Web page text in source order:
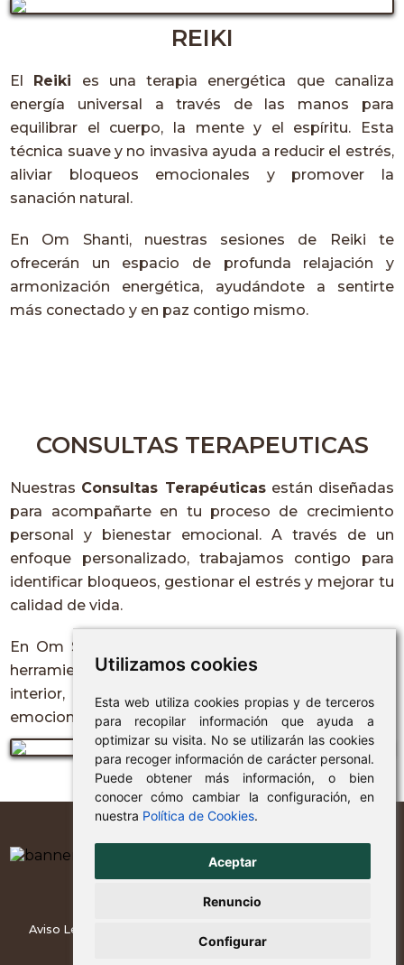
Utilizamos cookies
Esta web utiliza cookies propias y de terceros
para recopilar información que ayuda a
optimizar su visita. No se utilizarán las cookies
para recoger información de carácter personal.
Puede obtener más información, o bien
conocer cómo cambiar la configuración, en
nuestra Política de Cookies.
Aceptar
Renuncio
Configurar
REIKI
El Reiki es una terapia energética que canaliza
energía universal a través de las manos para
equilibrar el cuerpo, la mente y el espíritu. Esta
técnica suave y no invasiva ayuda a reducir el estrés,
aliviar bloqueos emocionales y promover la
sanación natural.
En Om Shanti, nuestras sesiones de Reiki te
ofrecerán un espacio de profunda relajación y
armonización energética, ayudándote a sentirte
más conectado y en paz contigo mismo.
CONSULTAS TERAPEUTICAS
Nuestras Consultas Terapéuticasestán diseñadas
para acompañarte en tu proceso de crecimiento
personal y bienestar emocional. A través de un
enfoque personalizado, trabajamos contigo para
identificar bloqueos, gestionar el estrés y mejorar tu
calidad de vida.
En Om Shanti, nuestras consultas te brindarán las
herramientas necesarias para equilibrar tu mundo
interior, ayudándote a superar desafíos
emocionales y alcanzar una mayor paz mental.
Aviso Legal